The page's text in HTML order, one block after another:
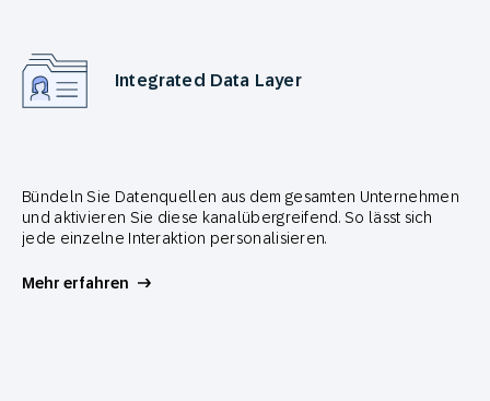
Integrated Data Layer
Bündeln Sie Datenquellen aus dem gesamten Unternehmen
und aktivieren Sie diese kanalübergreifend. So lässt sich
jede einzelne Interaktion personalisieren.
Mehr erfahren